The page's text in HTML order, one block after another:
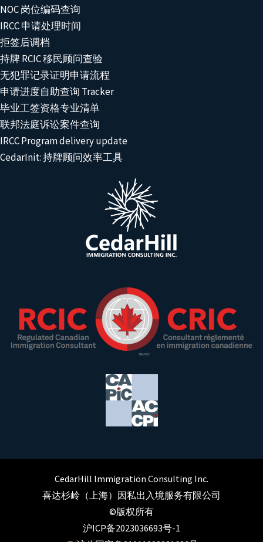
NOC 岗位编码查询
IRCC 申请处理时间
拒签后调档
持牌 RCIC 移民顾问查验
无犯罪记录证明申请流程
申请进度自助查询 Tracker
毕业工签资格专业清单
联邦法庭诉讼案件查询
IRCC Program delivery update
CedarInit: 持牌顾问效率工具
CedarHill Immigration Consulting Inc.
喜达杉岭（上海）因私出入境服务有限公司
©版权所有
沪ICP备2023036693号-1